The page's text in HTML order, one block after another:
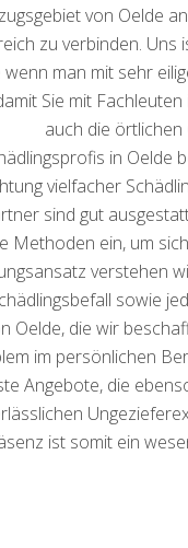
von Oelde
zu verbinden.
man mit sehr
Sie mit
auch die örtlichen
in Oelde
vielfacher
sind gut
Methoden ein, um
verstehen
sowie
Oelde, die wir
im persönlichen
Angebote, die
ist somit ein